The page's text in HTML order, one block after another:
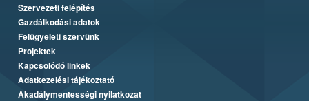
Szervezeti felépítés
Gazdálkodási adatok
Felügyeleti szervünk
Projektek
Kapcsolódó linkek
Adatkezelési tájékoztató
Akadálymentességi nyilatkozat